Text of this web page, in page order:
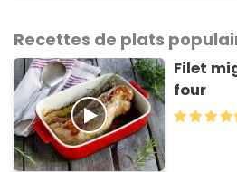
Recettes de plats
Filet
four